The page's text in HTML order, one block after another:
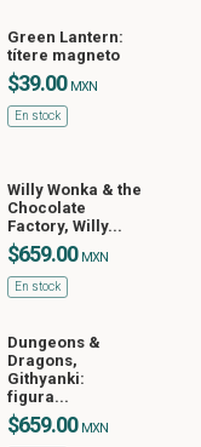
Green Lantern:
títere magneto
$39.00 MXN
En stock
Willy Wonka & the
Chocolate
Factory, Willy...
$659.00 MXN
En stock
Dungeons &
Dragons,
Githyanki:
figura...
$659.00 MXN